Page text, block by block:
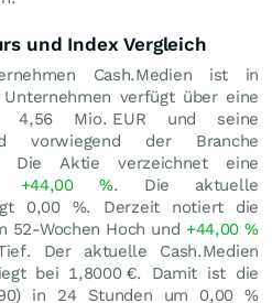
und Index Vergleich
Cash.Medien ist in
verfügt über eine
4,56 Mio. EUR und seine
vorwiegend der Branche
Die Aktie verzeichnet eine
+44,00%. Die aktuelle
0,00 %. Derzeit notiert die
52-Wochen Hoch und +44,00%
Der aktuelle Cash.Medien
bei 1,8000 €. Damit ist die
in 24 Stunden um 0,00%